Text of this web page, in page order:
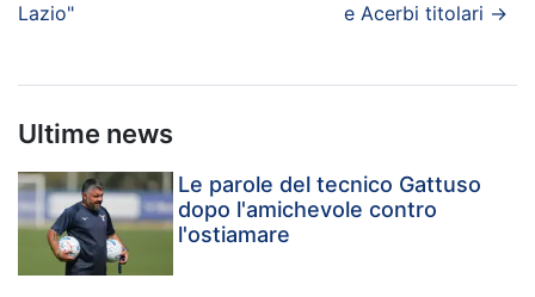
Lazio"
e Acerbi titolari →
Ultime news
Le parole del tecnico Gattuso
dopo l'amichevole contro
l'ostiamare